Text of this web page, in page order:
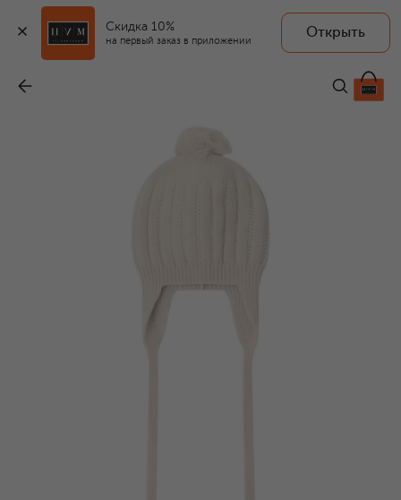
Скидка 10%
на первый заказ в приложении
Открыть
BABY T
6 680 ₽